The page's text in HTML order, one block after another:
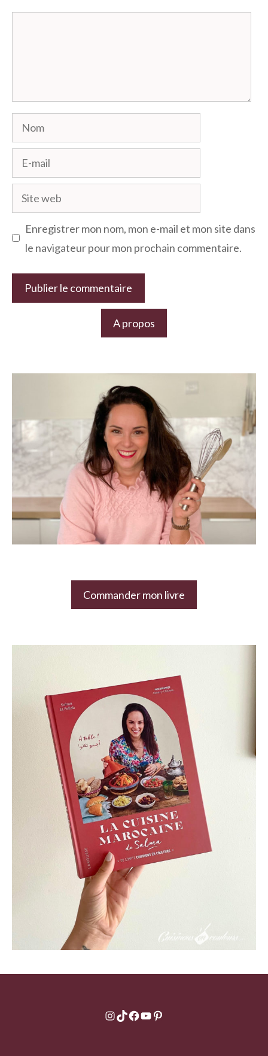
Nom
mail
Site
web
Enregistrer mon nom, mon e-mail et mon site dans
le navigateur pour mon prochain commentaire.
A propos
Commander mon livre
Instagram
TikTok
Facebook
YouTube
Pinterest